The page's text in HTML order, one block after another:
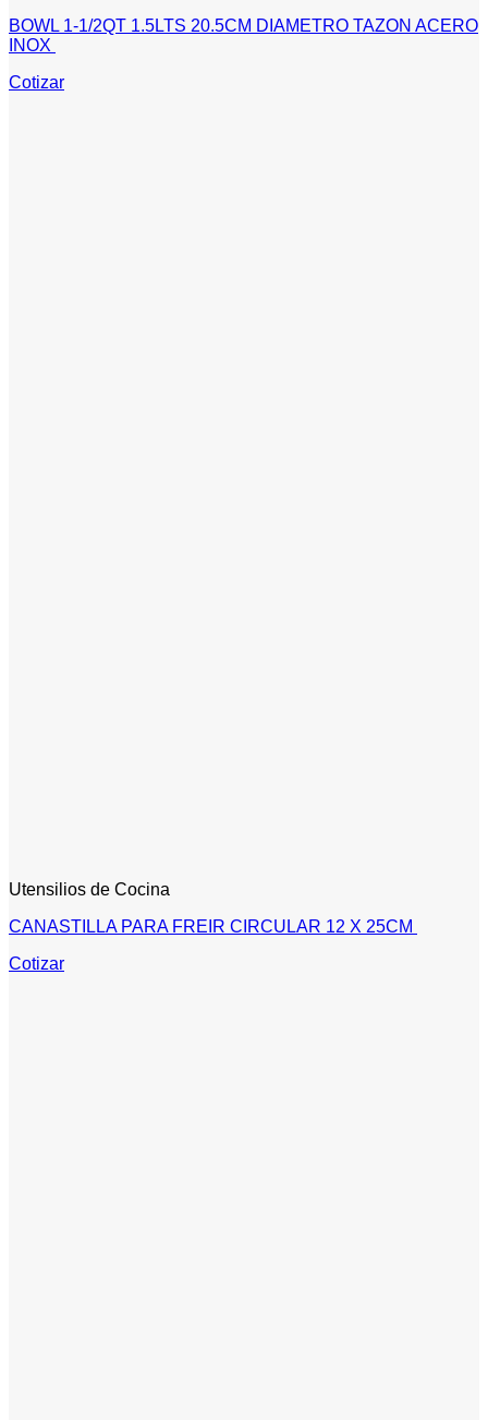
BOWL 1-1/2QT 1.5LTS 20.5CM DIAMETRO TAZON ACERO
INOX
Cotizar
Utensilios de Cocina
CANASTILLA PARA FREIR CIRCULAR 12 X 25CM
Cotizar